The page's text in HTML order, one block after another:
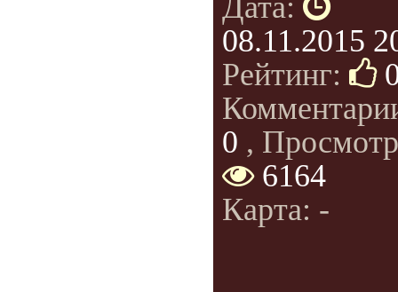
Дата:
08.11.2015
Рейтинг:
0 ,
6164
Карта: -